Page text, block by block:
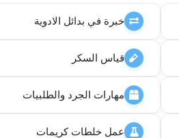
خبرة في بدائل الادوية
قياس السكر
مهارات الجرد والطلبيات
عمل خلطات كريمات